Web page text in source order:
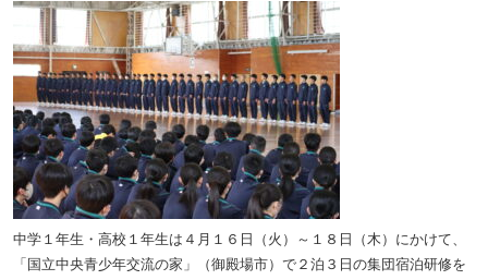
中学１年生・ 高校１年生は ４月１６日（火）～１８日（木）にかけて、
「国立中央青少年交流の家」（御殿場市）で ２泊３日の集団宿泊研修を